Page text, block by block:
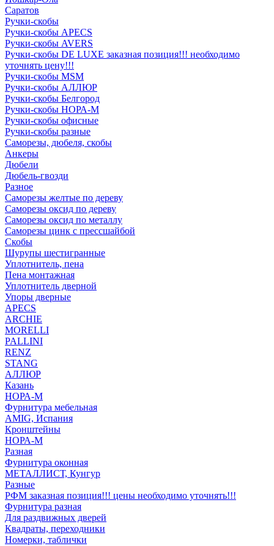
Саратов
Ручки-скобы
Ручки-скобы APECS
Ручки-скобы AVERS
Ручки-скобы DE LUXE заказная позиция!!! необходимо
уточнять цену!!!
Ручки-скобы MSM
Ручки-скобы АЛЛЮР
Ручки-скобы Белгород
Ручки-скобы НОРА-М
Ручки-скобы офисные
Ручки-скобы разные
Саморезы, дюбеля, скобы
Анкеры
Дюбели
Дюбель-гвозди
Разное
Саморезы желтые по дереву
Саморезы оксид по дереву
Саморезы оксид по металлу
Саморезы цинк с прессшайбой
Скобы
Шурупы шестигранные
Уплотнитель, пена
Пена монтажная
Уплотнитель дверной
Упоры дверные
APECS
ARCHIE
MORELLI
PALLINI
RENZ
STANG
АЛЛЮР
Казань
НОРА-М
Фурнитура мебельная
AMIG, Испания
Кронштейны
НОРА-М
Разная
Фурнитура оконная
МЕТАЛЛИСТ, Кунгур
Разные
РФМ заказная позиция!!! цены необходимо уточнять!!!
Фурнитура разная
Для раздвижных дверей
Квадраты, переходники
Номерки, таблички